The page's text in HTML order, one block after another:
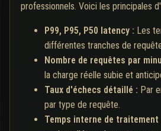
professionnels. Voici les principales
P99, P95, P50 latency : Les
différentes tranches de
Nombre de requêtes par
la charge réelle subie et
Taux d'échecs détaillé : Par
par type de requête.
Temps interne de traitement